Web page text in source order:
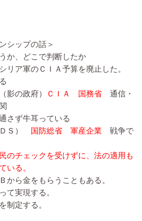
シップの話＞
か、どこで判断したか
リア軍のＣＩＡ予算を廃止した。
影の政府）
ＣＩＡ 国務省 通信・
さず牛耳っている
ＤＳ）
国防総省 軍産企業 戦争で
のチェックを受けずに、法の適用も
いる。
から金をもらうこともある。
て実現する。
制定する。